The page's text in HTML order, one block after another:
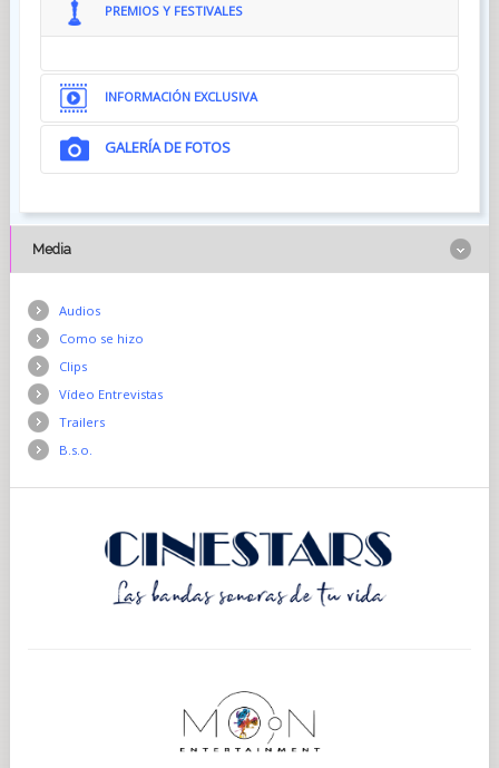
PREMIOS Y FESTIVALES
INFORMACIÓN EXCLUSIVA
GALERÍA DE FOTOS
Media
Audios
Como se hizo
Clips
Vídeo Entrevistas
Trailers
B.s.o.